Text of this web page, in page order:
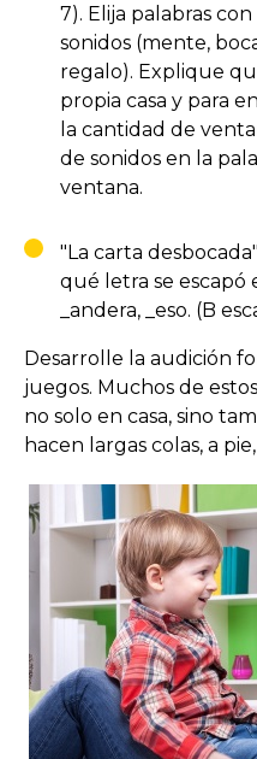
7). Elija palabras
sonidos (mente,
regalo). Explique
propia casa y para
la cantidad de
de sonidos en la
ventana.
"La carta
qué letra se escapó
_andera, _eso. (B
Desarrolle la audición
juegos. Muchos de
no solo en casa, sino
hacen largas colas, a